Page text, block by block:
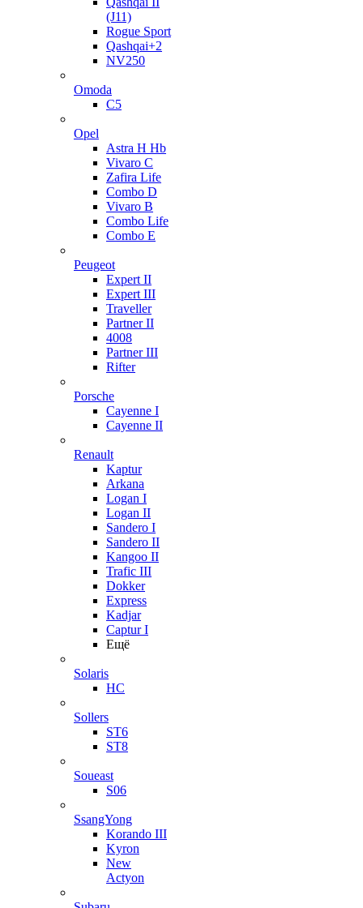
(J11)
Rogue Sport
Qashqai+2
NV250
Omoda
C5
Opel
Astra H Hb
Vivaro C
Zafira Life
Combo D
Vivaro B
Combo Life
Combo E
Peugeot
Expert II
Expert III
Traveller
Partner II
4008
Partner III
Rifter
Porsche
Cayenne I
Cayenne II
Renault
Kaptur
Arkana
Logan I
Logan II
Sandero I
Sandero II
Kangoo II
Trafic III
Dokker
Express
Kadjar
Captur I
Ещё
Solaris
HC
Sollers
ST6
ST8
Soueast
S06
SsangYong
Korando III
Kyron
New
Actyon